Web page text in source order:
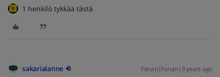
1 henkilö tykkää tästä
sakarialanne Forum|Forum|3 years ago